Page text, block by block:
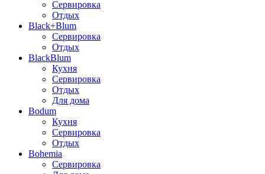
Сервировка
Отдых
Black+Blum
Сервировка
Отдых
BlackBlum
Кухня
Сервировка
Отдых
Для дома
Bodum
Кухня
Сервировка
Отдых
Bohemia
Сервировка